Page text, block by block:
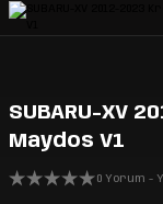
SUBARU-XV
Maydos V1
0 Yorum -